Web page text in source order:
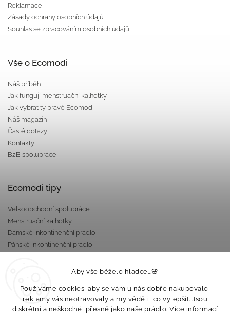
Aby vše běželo hladce...🌸
Používáme cookies, aby se vám u nás dobře nakupovalo,
reklamy vás neotravovaly a my věděli, co vylepšit. Jsou
diskrétní a neškodné, přesně jako naše prádlo. Více informací
Reklamace
Zásady ochrany osobních údajů
Souhlas se zpracováním osobních údajů
Vše o Ecomodi
Náš příběh
Jak fungují menstruační kalhotky
Jak vybrat ty pravé Ecomodi
Náš magazín
Časté dotazy
Kontakty
B2B spolupráce
Ecomodi tipy
Velkoobchodní spolupráce
Menstruační kalhotky
Dámské inkontinenční prádlo
Pánské inkontinenční prádlo